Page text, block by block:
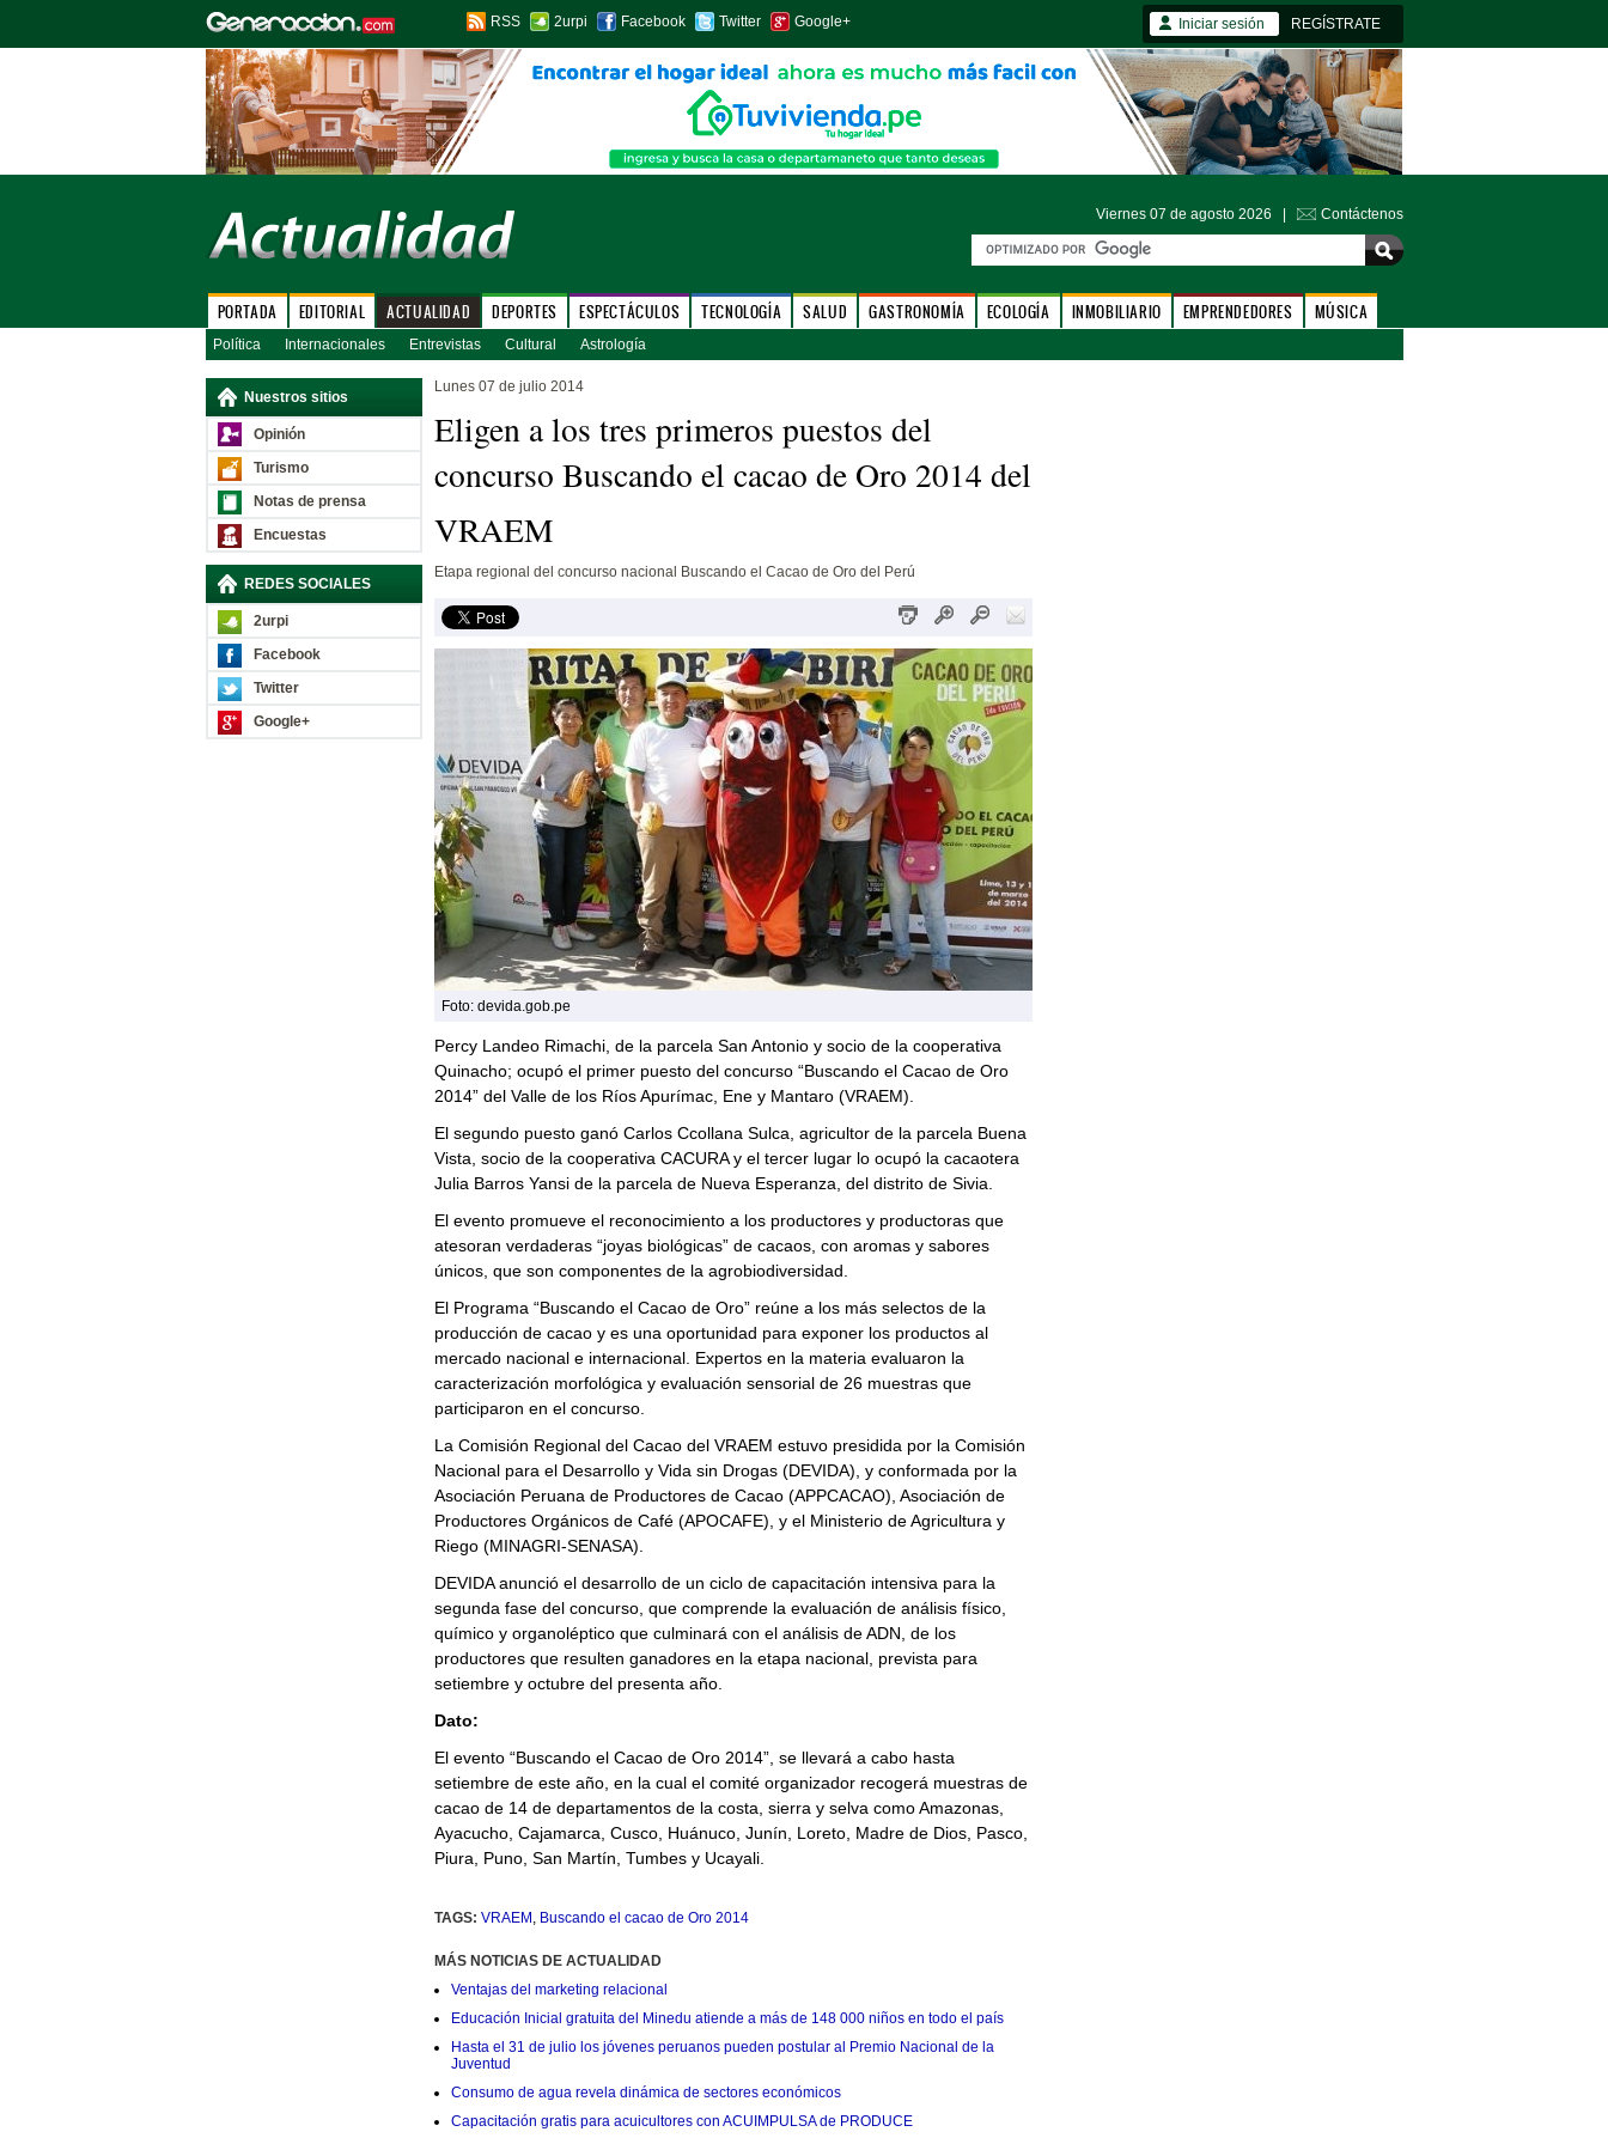
RSS 2urpi Facebook Twitter Google+ Iniciar sesión REGÍSTRATE
Viernes 07 de agosto 2026 | Contáctenos
PORTADA EDITORIAL ACTUALIDAD DEPORTES ESPECTÁCULOS TECNOLOGÍA SALUD GASTRONOMÍA ECOLOGÍA INMOBILIARIO EMPRENDEDORES MÚSICA
Política Internacionales Entrevistas Cultural Astrología
Nuestros sitios
Opinión
Turismo
Notas de prensa
Encuestas
REDES SOCIALES
2urpi
Facebook
Twitter
Google+
Lunes 07 de julio 2014
Eligen a los tres primeros puestos del
concurso Buscando el cacao de Oro 2014 del
VRAEM
Etapa regional del concurso nacional Buscando el Cacao de Oro del Perú
Foto: devida.gob.pe
Percy Landeo Rimachi, de la parcela San Antonio y socio de la cooperativa
Quinacho; ocupó el primer puesto del concurso “Buscando el Cacao de Oro
2014” del Valle de los Ríos Apurímac, Ene y Mantaro (VRAEM).
El segundo puesto ganó Carlos Ccollana Sulca, agricultor de la parcela Buena
Vista, socio de la cooperativa CACURA y el tercer lugar lo ocupó la cacaotera
Julia Barros Yansi de la parcela de Nueva Esperanza, del distrito de Sivia.
El evento promueve el reconocimiento a los productores y productoras que
atesoran verdaderas “joyas biológicas” de cacaos, con aromas y sabores
únicos, que son componentes de la agrobiodiversidad.
El Programa “Buscando el Cacao de Oro” reúne a los más selectos de la
producción de cacao y es una oportunidad para exponer los productos al
mercado nacional e internacional. Expertos en la materia evaluaron la
caracterización morfológica y evaluación sensorial de 26 muestras que
participaron en el concurso.
La Comisión Regional del Cacao del VRAEM estuvo presidida por la Comisión
Nacional para el Desarrollo y Vida sin Drogas (DEVIDA), y conformada por la
Asociación Peruana de Productores de Cacao (APPCACAO), Asociación de
Productores Orgánicos de Café (APOCAFE), y el Ministerio de Agricultura y
Riego (MINAGRI-SENASA).
DEVIDA anunció el desarrollo de un ciclo de capacitación intensiva para la
segunda fase del concurso, que comprende la evaluación de análisis físico,
químico y organoléptico que culminará con el análisis de ADN, de los
productores que resulten ganadores en la etapa nacional, prevista para
setiembre y octubre del presenta año.
Dato:
El evento “Buscando el Cacao de Oro 2014”, se llevará a cabo hasta
setiembre de este año, en la cual el comité organizador recogerá muestras de
cacao de 14 de departamentos de la costa, sierra y selva como Amazonas,
Ayacucho, Cajamarca, Cusco, Huánuco, Junín, Loreto, Madre de Dios, Pasco,
Piura, Puno, San Martín, Tumbes y Ucayali.
TAGS: VRAEM , Buscando el cacao de Oro 2014
MÁS NOTICIAS DE ACTUALIDAD
Ventajas del marketing relacional
Educación Inicial gratuita del Minedu atiende a más de 148 000 niños en todo el país
Hasta el 31 de julio los jóvenes peruanos pueden postular al Premio Nacional de la
Juventud
Consumo de agua revela dinámica de sectores económicos
Capacitación gratis para acuicultores con ACUIMPULSA de PRODUCE